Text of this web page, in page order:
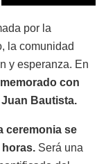
por la
la comunidad
y esperanza. En
con
Bautista.
ceremonia se
horas. Será una